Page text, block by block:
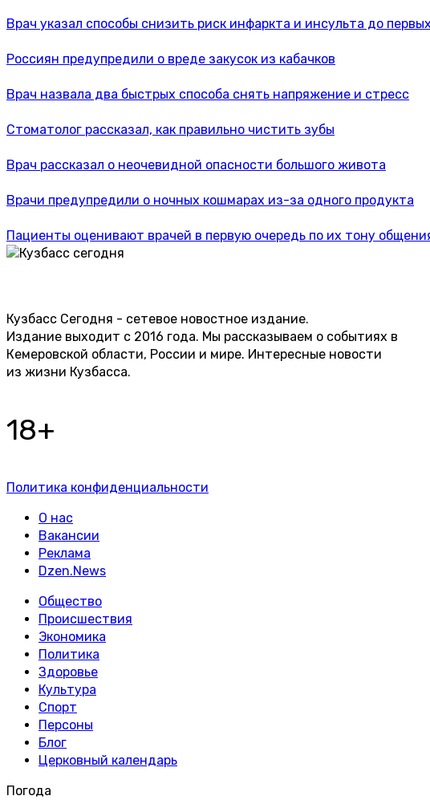
Врач указал способы снизить риск инфаркта и инсульта до
Россиян предупредили о вреде закусок из кабачков
Врач назвала два быстрых способа снять напряжение и стресс
Стоматолог рассказал, как правильно чистить зубы
Врач рассказал о неочевидной опасности большого живота
Врачи предупредили о ночных кошмарах из-за одного продукта
Пациенты оценивают врачей в первую очередь по их тону
Кузбасс Сегодня - сетевое новостное издание.
Издание выходит с 2016 года. Мы рассказываем о событиях в
Кемеровской области, России и мире. Интересные новости
из жизни Кузбасса.
18+
Политика конфиденциальности
О нас
Вакансии
Реклама
Dzen.News
Общество
Происшествия
Экономика
Политика
Здоровье
Культура
Спорт
Персоны
Блог
Церковный календарь
Погода